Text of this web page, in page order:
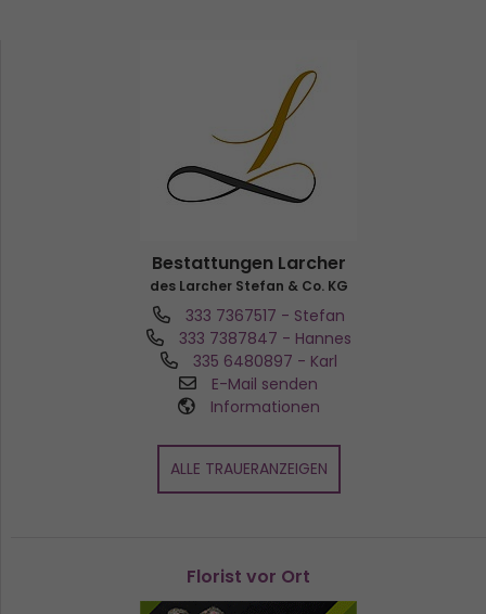
Bestattungen Larcher
des Larcher Stefan & Co. KG
333 7367517 - Stefan
333 7387847 - Hannes
335 6480897 - Karl
E-Mail senden
Informationen
ALLE TRAUERANZEIGEN
Florist vor Ort